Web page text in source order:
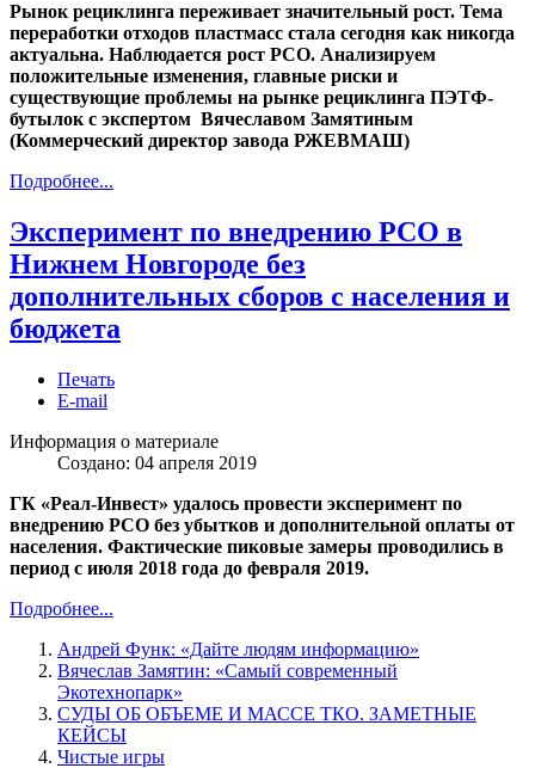
Рынок рециклинга переживает значительный рост. Тема
переработки отходов пластмасс стала сегодня как никогда
актуальна. Наблюдается рост РСО. Анализируем
положительные изменения, главные риски и
существующие проблемы на рынке рециклинга ПЭТФ-
бутылок с экспертом Вячеславом Замятиным
(Коммерческий директор завода РЖЕВМАШ)
Подробнее...
Эксперимент по внедрению РСО в
Нижнем Новгороде без
дополнительных сборов с населения и
бюджета
Печать
E-mail
Информация о материале
Создано: 04 апреля 2019
ГК «Реал-Инвест» удалось провести эксперимент по
внедрению РСО без убытков и дополнительной оплаты от
населения. Фактические пиковые замеры проводились в
период с июля 2018 года до февраля 2019.
Подробнее...
Андрей Функ: «Дайте людям информацию»
Вячеслав Замятин: «Самый современный
Экотехнопарк»
СУДЫ ОБ ОБЪЕМЕ И МАССЕ ТКО. ЗАМЕТНЫЕ
КЕЙСЫ
Чистые игры